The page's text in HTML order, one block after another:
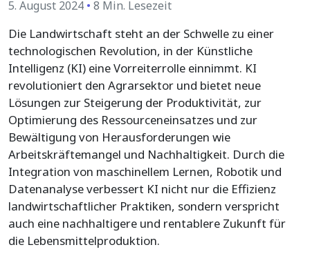
5. August 2024 • 8 Min. Lesezeit
Die Landwirtschaft steht an der Schwelle zu einer
technologischen Revolution, in der Künstliche
Intelligenz (KI) eine Vorreiterrolle einnimmt. KI
revolutioniert den Agrarsektor und bietet neue
Lösungen zur Steigerung der Produktivität, zur
Optimierung des Ressourceneinsatzes und zur
Bewältigung von Herausforderungen wie
Arbeitskräftemangel und Nachhaltigkeit. Durch die
Integration von maschinellem Lernen, Robotik und
Datenanalyse verbessert KI nicht nur die Effizienz
landwirtschaftlicher Praktiken, sondern verspricht
auch eine nachhaltigere und rentablere Zukunft für
die Lebensmittelproduktion.